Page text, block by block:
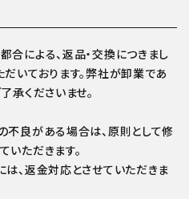
による、返品・交換につきまし
いております。弊社が卸業であ
承くださいませ。
不良がある場合は、原則として修
ただきます。
、返金対応とさせていただきま